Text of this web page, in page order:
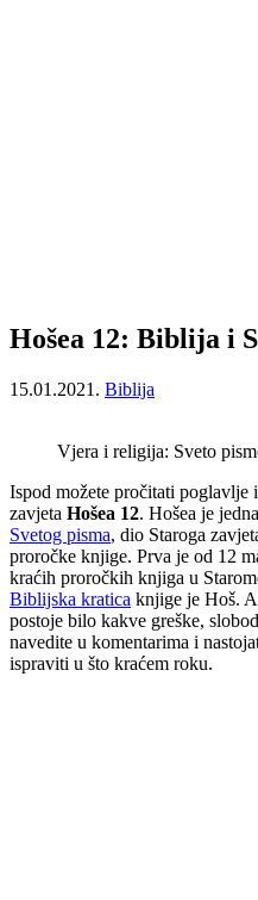
Hošea 12: Biblija i
15.01.2021. Biblija
Vjera i religija: Sveto
Ispod možete pročitati poglavlje
zavjeta Hošea 12. Hošea je
Svetog pisma, dio Staroga
proročke knjige. Prva je od 12
kraćih proročkih knjiga u
Biblijska kratica knjige je Hoš.
postoje bilo kakve greške,
navedite u komentarima i
ispraviti u što kraćem roku.